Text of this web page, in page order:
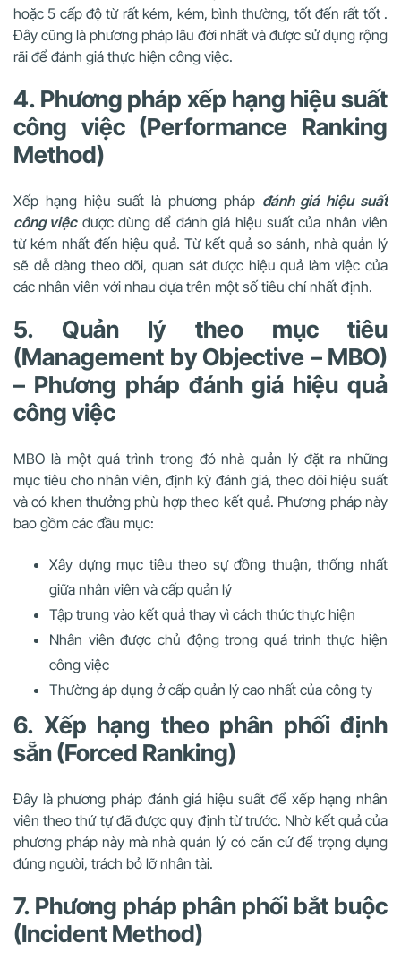
hoặc 5 cấp độ từ rất kém, kém, bình thường, tốt đến rất tốt .
Đây cũng là phương pháp lâu đời nhất và được sử dụng rộng
rãi để đánh giá thực hiện công việc.
4. Phương pháp xếp hạng hiệu suất
công việc (Performance Ranking
Method)
Xếp hạng hiệu suất là phương pháp đánh giá hiệu suất
công việcđược dùng để đánh giá hiệu suất của nhân viên
từ kém nhất đến hiệu quả. Từ kết quả so sánh, nhà quản lý
sẽ dễ dàng theo dõi, quan sát được hiệu quả làm việc của
các nhân viên với nhau dựa trên một số tiêu chí nhất định.
5. Quản lý theo mục tiêu
(Management by Objective – MBO)
– Phương pháp đánh giá hiệu quả
công việc
MBO là một quá trình trong đó nhà quản lý đặt ra những
mục tiêu cho nhân viên, định kỳ đánh giá, theo dõi hiệu suất
và có khen thưởng phù hợp theo kết quả. Phương pháp này
bao gồm các đầu mục:
Xây dựng mục tiêu theo sự đồng thuận, thống nhất
giữa nhân viên và cấp quản lý
Tập trung vào kết quả thay vì cách thức thực hiện
Nhân viên được chủ động trong quá trình thực hiện
công việc
Thường áp dụng ở cấp quản lý cao nhất của công ty
6. Xếp hạng theo phân phối định
sẵn (Forced Ranking)
Đây là phương pháp đánh giá hiệu suất để xếp hạng nhân
viên theo thứ tự đã được quy định từ trước. Nhờ kết quả của
phương pháp này mà nhà quản lý có căn cứ để trọng dụng
đúng người, trách bỏ lỡ nhân tài.
7. Phương pháp phân phối bắt buộc
(Incident Method)